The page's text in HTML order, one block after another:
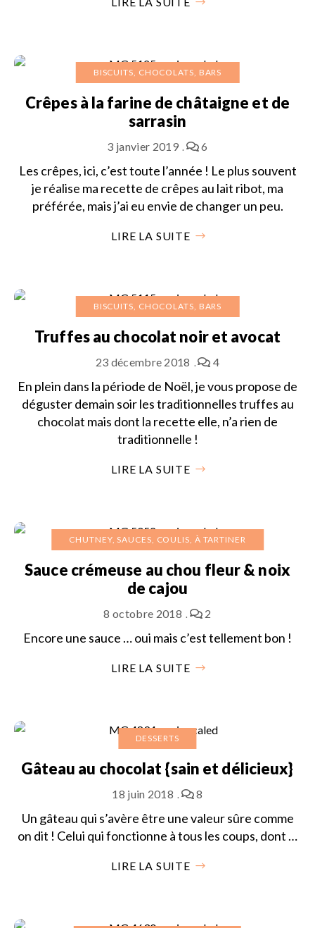
BISCUITS, CHOCOLATS, BARS
Crêpes à la farine de châtaigne et de
sarrasin
3 janvier 2019 6
Les crêpes, ici, c’est toute l’année ! Le plus souvent
je réalise ma recette de crêpes au lait ribot, ma
préférée, mais j’ai eu envie de changer un peu.
LIRE LA SUITE
BISCUITS, CHOCOLATS, BARS
Truffes au chocolat noir et avocat
23 décembre 2018 4
En plein dans la période de Noël, je vous propose de
déguster demain soir les traditionnelles truffes au
chocolat mais dont la recette elle, n’a rien de
traditionnelle !
LIRE LA SUITE
CHUTNEY, SAUCES, COULIS, À TARTINER
Sauce crémeuse au chou fleur & noix
de cajou
8 octobre 2018 2
Encore une sauce … oui mais c’est tellement bon !
LIRE LA SUITE
DESSERTS
Gâteau au chocolat {sain et délicieux}
18 juin 2018 8
Un gâteau qui s’avère être une valeur sûre comme
on dit ! Celui qui fonctionne à tous les coups, dont …
LIRE LA SUITE